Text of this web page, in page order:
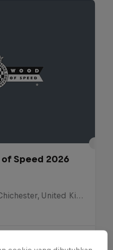
Speed 2026
Goodwood House, Chichester, United Kingdom